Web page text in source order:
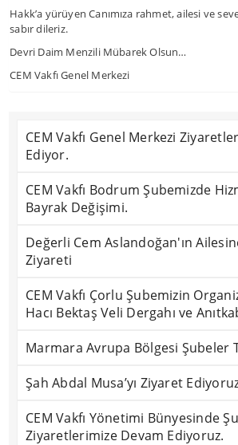
Hakk’a yürüyen Canımıza rahmet, ailesi ve
sabır dileriz.
Devri Daim Menzili Mübarek Olsun…
CEM Vakfı Genel Merkezi
CEM Vakfı Genel Merkezi
Ediyor.
CEM Vakfı Bodrum Şubemizde
Bayrak Değişimi.
Değerli Cem Aslandoğan'ın
Ziyareti
CEM Vakfı Çorlu Şubemizin
Hacı Bektaş Veli Dergahı ve
Marmara Avrupa Bölgesi Şubeler
Şah Abdal Musa’yı Ziyaret
CEM Vakfı Yönetimi Bünyesinde
Ziyaretlerimize Devam Ediyoruz.